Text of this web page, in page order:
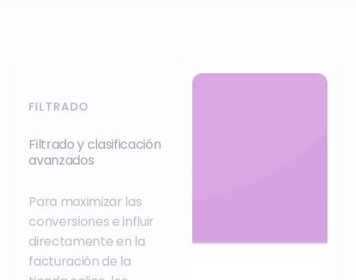
FILTRADO
Filtrado y clasificación
avanzados
Para maximizar las
conversiones e influir
directamente en la
facturación de la